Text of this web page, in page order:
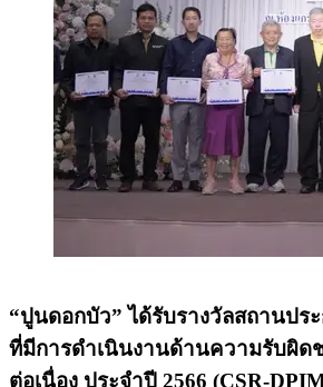
“ปูนดอกบัว” ได้รับรางวัลสถานปร
ที่มีการดำเนินงานด้านความรับผิด
ต่อเนื่อง ประจำปี 2566 (CSR-